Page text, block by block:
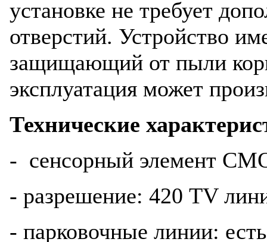
установке не требует
отверстий. Устройство
защищающий от пыли
эксплуатация может
Технические
- сенсорный элемент
- разрешение: 420 TV
- парковочные линии: есть